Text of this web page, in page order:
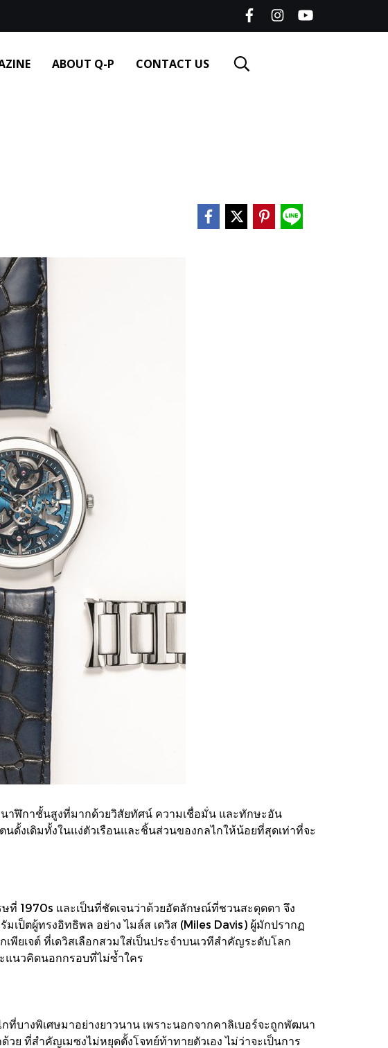
ABOUT Q-P CONTACT US
าฬิกาชั้นสูงที่มากด้วยวิสัยทัศน์ ความเชื่อมั่น และทักษะอัน
งเดิมทั้งในแง่ตัวเรือนและชิ้นส่วนของกลไกให้น้อยที่สุดเท่าที่จะ
ที่ 1970s และเป็นที่ชัดเจนว่าด้วยอัตลักษณ์ที่ชวนสะดุดตา จึง
ป็ตผู้ทรงอิทธิพล อย่าง ไมล์ส เดวิส (Miles Davis) ผู้มักปรากฏ
ยเจต์ ที่เดวิสเลือกสวมใส่เป็นประจำบนเวทีสำคัญระดับโลก
แนวคิดนอกกรอบที่ไม่ซ้ำใคร
ที่บางพิเศษมาอย่างยาวนาน เพราะนอกจากคาลิเบอร์จะถูกพัฒนา
ย ที่สำคัญเมซงไม่หยุดตั้งโจทย์ท้าทายตัวเอง ไม่ว่าจะเป็นการ